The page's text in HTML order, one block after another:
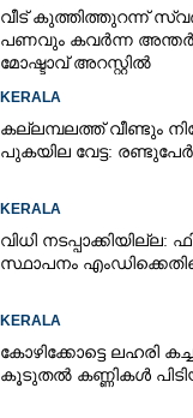
വീട് കുത്തിത്തുറന്ന്
പണവും കവർന്ന
മോഷ്ടാവ് അറസ്റ്റിൽ
KERALA
കല്ലമ്പലത്ത് വീണ്ടും
പുകയില വേട്ട:
KERALA
വിധി നടപ്പാക്കിയില്ല:
സ്ഥാപനം
KERALA
കോഴിക്കോട്ടെ ലഹരി
കൂടുതൽ കണ്ണികൾ